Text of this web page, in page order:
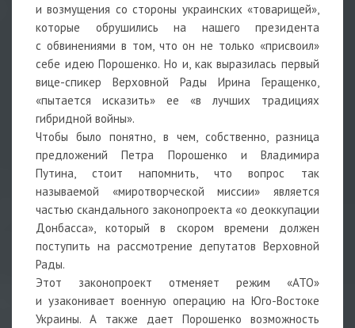
и возмущения со стороны украинских «товарищей»,
которые обрушились на нашего президента
с обвинениями в том, что он не только «присвоил»
себе идею Порошенко. Но и, как выразилась первый
вице-спикер Верховной Рады Ирина Геращенко,
«пытается исказить» ее «в лучших традициях
гибридной войны».
Чтобы было понятно, в чем, собственно, разница
предложений Петра Порошенко и Владимира
Путина, стоит напомнить, что вопрос так
называемой «миротворческой миссии» является
частью скандального законопроекта «о деоккупации
Донбасса», который в скором времени должен
поступить на рассмотрение депутатов Верховной
Рады.
Этот законопроект отменяет режим «АТО»
и узаконивает военную операцию на Юго-Востоке
Украины. А также дает Порошенко возможность